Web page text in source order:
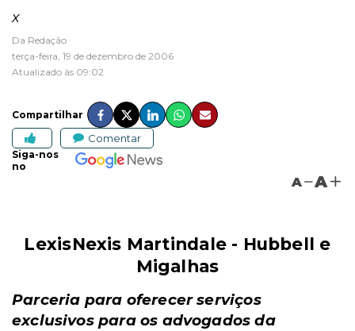
x
Da Redação
terça-feira, 19 de dezembro de 2006
Atualizado às 09:02
Compartilhar
Comentar
Siga-nos
no
A A
LexisNexis Martindale - Hubbell e
Migalhas
Parceria para oferecer serviços
exclusivos para os advogados da